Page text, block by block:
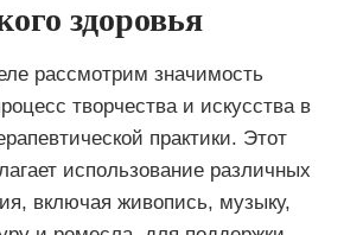
здоровья
рассмотрим значимость
творчества и искусства в
практики. Этот
использование различных
включая живопись, музыку,